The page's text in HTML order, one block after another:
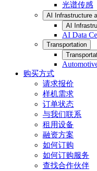
光谱传感
AI Infrastructure
AI
AI Data
Transportation
购买方式
请求报价
样机需求
订单状态
与我们联系
租用设备
融资方案
如何订购
如何订购服务
查找合作伙伴